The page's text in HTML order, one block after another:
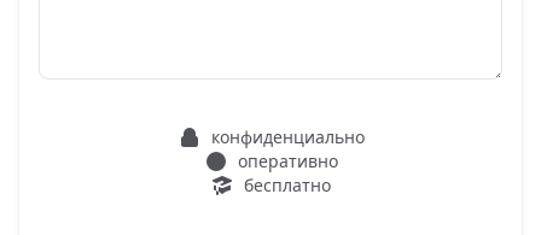
конфиденциально
оперативно
бесплатно